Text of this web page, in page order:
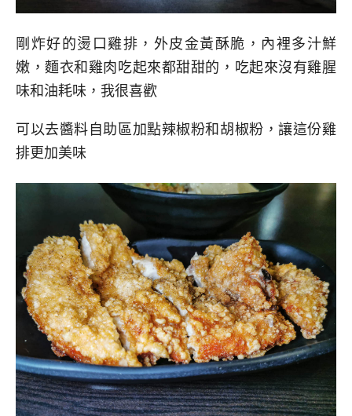
剛炸好的燙口雞排，外皮金黃酥脆，內裡多汁鮮
嫩，麵衣和雞肉吃起來都甜甜的，吃起來沒有雞腥
味和油耗味，我很喜歡
可以去醬料自助區加點辣椒粉和胡椒粉，讓這份雞
排更加美味